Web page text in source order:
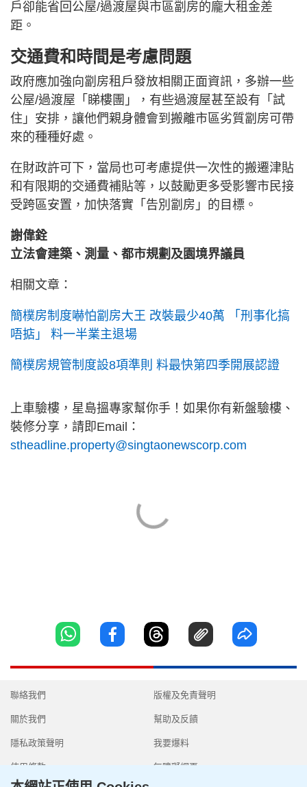
戶卻能省回公屋/過渡屋與市區劏房的龐大租金差
距。
交通費和時間是考慮問題
政府應加強向劏房租戶發放相關正面資訊，多辦一些
公屋/過渡屋「睇樓團」，有些過渡屋甚至設有「試
住」安排，讓他們親身體會到搬離市區劣質劏房可帶
來的種種好處。
在財政許可下，當局也可考慮提供一次性的搬遷津貼
和有限期的交通費補貼等，以鼓勵更多受影響市民接
受跨區安置，加快落實「告別劏房」的目標。
謝偉銓
立法會建築、測量、都市規劃及園境界議員
相關文章：
簡樸房制度嚇怕劏房大王 改裝最少40萬 「刑事化搞
唔掂」 料一半業主退場
簡樸房規管制度設8項準則 料最快第四季開展認證
上車驗樓，星島搵專家幫你手！如果你有新盤驗樓、
裝修分享，請即Email：
stheadline.property@singtaonewscorp.com
聯絡我們
關於我們
隱私政策聲明
使用條款
版權及免責聲明
幫助及反饋
我要爆料
無障礙網頁